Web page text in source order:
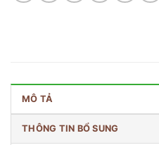
MÔ TẢ
THÔNG TIN BỔ SUNG